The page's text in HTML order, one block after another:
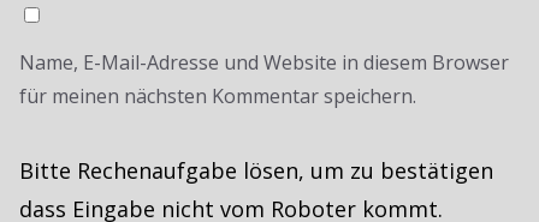
Name, E-Mail-Adresse und Website in diesem Browser
für meinen nächsten Kommentar speichern.
Bitte Rechenaufgabe lösen, um zu bestätigen
dass Eingabe nicht vom Roboter kommt.